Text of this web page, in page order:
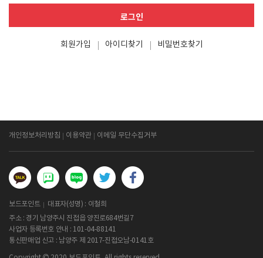
로그인
회원가입 아이디찾기 비밀번호찾기
개인정보처리방침 이용약관 이메일 무단수집거부
보드포인트
대표자(성명) : 이철희
주소 : 경기 남양주시 진접읍 양진로684번길7
사업자 등록번호 안내 : 101-04-88141
통신판매업 신고 : 남양주 제 2017-진접오남-0141호